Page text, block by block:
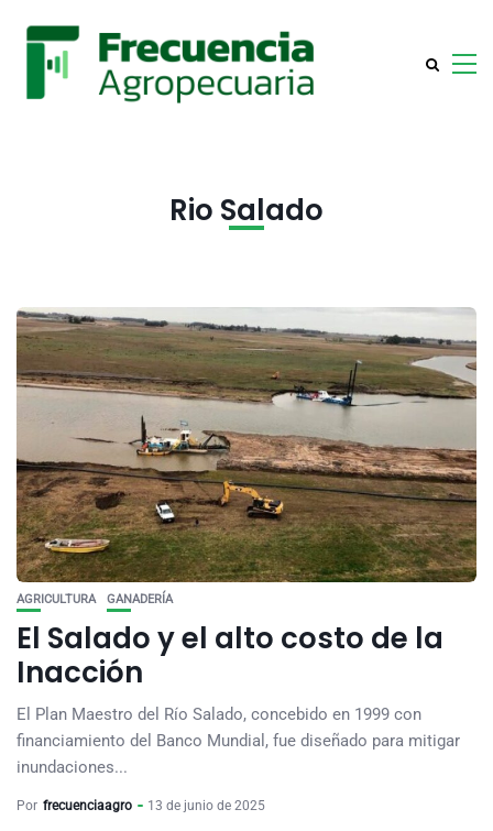
Rio Salado
AGRICULTURA GANADERÍA
El Salado y el alto costo de la
Inacción
El Plan Maestro del Río Salado, concebido en 1999 con
financiamiento del Banco Mundial, fue diseñado para mitigar
inundaciones...
Por frecuenciaagro 13 de junio de 2025